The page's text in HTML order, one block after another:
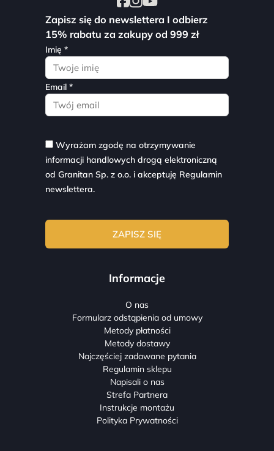
Zapisz się do newslettera I odbierz
15% rabatu za zakupy od 999 zł
Imię *
Email *
Wyrażam zgodę na otrzymywanie
informacji handlowych drogą elektroniczną
od Granitan Sp. z o.o. i akceptuję Regulamin
newslettera.
Informacje
O nas
Formularz odstąpienia od umowy
Metody płatności
Metody dostawy
Najczęściej zadawane pytania
Regulamin sklepu
Napisali o nas
Strefa Partnera
Instrukcje montażu
Polityka Prywatności